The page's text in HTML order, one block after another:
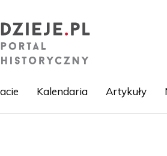
Kalendaria Artykuły